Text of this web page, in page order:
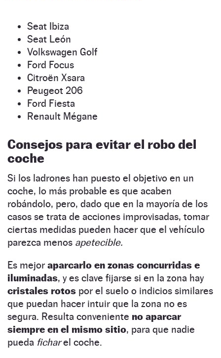
Seat Ibiza
Seat León
Volkswagen Golf
Ford Focus
Citroën Xsara
Peugeot 206
Ford Fiesta
Renault Mégane
Consejos para evitar el robo del
coche
Si los ladrones han puesto el objetivo en un
coche, lo más probable es que acaben
robándolo, pero, dado que en la mayoría de los
casos se trata de acciones improvisadas, tomar
ciertas medidas pueden hacer que el vehículo
parezca menos apetecible.
Es mejor aparcarlo en zonas concurridas e
iluminadas, y es clave fijarse si en la zona hay
cristales rotos por el suelo o indicios similares
que puedan hacer intuir que la zona no es
segura. Resulta conveniente no aparcar
siempre en el mismo sitio, para que nadie
pueda ficharel coche.